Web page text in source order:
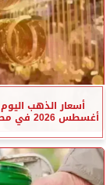
أغسطس 2026 في مصر.. كم يبلغ...